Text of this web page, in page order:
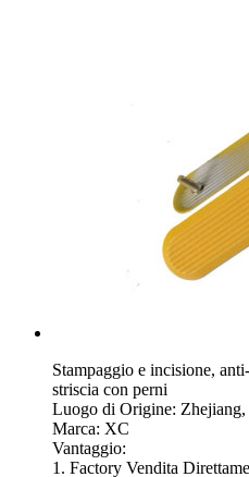
Stampaggio e incisione,
striscia con perni
Luogo di Origine:
Marca: XC
Vantaggio:
1. Factory Vendita